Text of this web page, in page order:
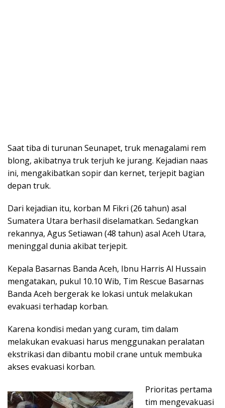
Saat tiba di turunan Seunapet, truk menagalami rem
blong, akibatnya truk terjuh ke jurang. Kejadian naas
ini, mengakibatkan sopir dan kernet, terjepit bagian
depan truk.
Dari kejadian itu, korban M Fikri (26 tahun) asal
Sumatera Utara berhasil diselamatkan. Sedangkan
rekannya, Agus Setiawan (48 tahun) asal Aceh Utara,
meninggal dunia akibat terjepit.
Kepala Basarnas Banda Aceh, Ibnu Harris Al Hussain
mengatakan, pukul 10.10 Wib, Tim Rescue Basarnas
Banda Aceh bergerak ke lokasi untuk melakukan
evakuasi terhadap korban.
Karena kondisi medan yang curam, tim dalam
melakukan evakuasi harus menggunakan peralatan
ekstrikasi dan dibantu mobil crane untuk membuka
akses evakuasi korban.
Prioritas pertama
tim mengevakuasi